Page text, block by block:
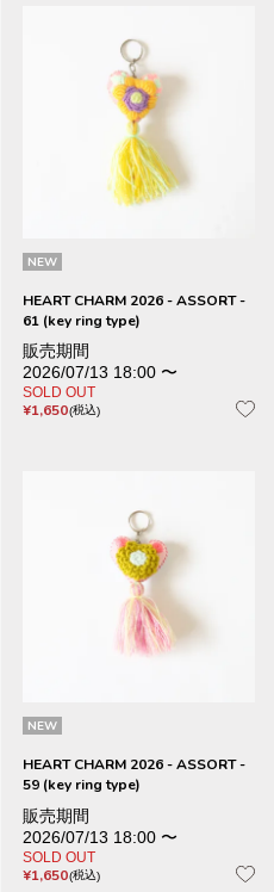
NEW
HEART CHARM 2026 - ASSORT -
61 (key ring type)
販売期間
2026/07/13 18:00 〜
SOLD OUT
¥1,650 税込
NEW
HEART CHARM 2026 - ASSORT -
59 (key ring type)
販売期間
2026/07/13 18:00 〜
SOLD OUT
¥1,650 税込